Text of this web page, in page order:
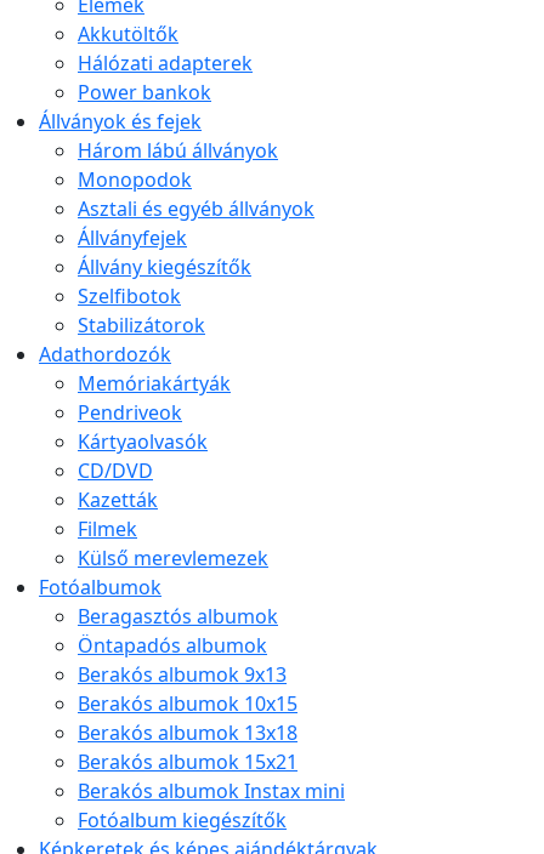
Elemek
Akkutöltők
Hálózati adapterek
Power bankok
Állványok és fejek
Három lábú állványok
Monopodok
Asztali és egyéb állványok
Állványfejek
Állvány kiegészítők
Szelfibotok
Stabilizátorok
Adathordozók
Memóriakártyák
Pendriveok
Kártyaolvasók
CD/DVD
Kazetták
Filmek
Külső merevlemezek
Fotóalbumok
Beragasztós albumok
Öntapadós albumok
Berakós albumok 9x13
Berakós albumok 10x15
Berakós albumok 13x18
Berakós albumok 15x21
Berakós albumok Instax mini
Fotóalbum kiegészítők